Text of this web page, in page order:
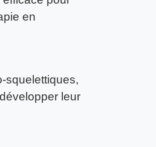
en
squelettiques,
leur